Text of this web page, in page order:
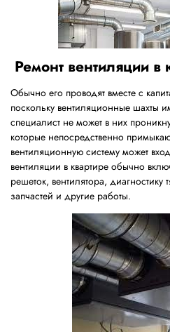
Ремонт вентиляции в
Обычно его проводят вместе с
поскольку вентиляционные шахты
специалист не может в них
которые непосредственно
вентиляционную систему может
вентиляции в квартире обычно
решеток, вентилятора, диагностику
запчастей и другие работы.